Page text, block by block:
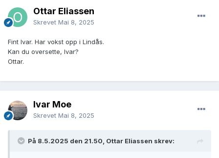
Ottar Eliassen
Skrevet Mai 8, 2025
Fint Ivar. Har vokst opp i Lindås.
Kan du oversette, Ivar?
Ottar.
Ivar Moe
Skrevet Mai 8, 2025
På 8.5.2025 den 21.50, Ottar Eliassen skrev: